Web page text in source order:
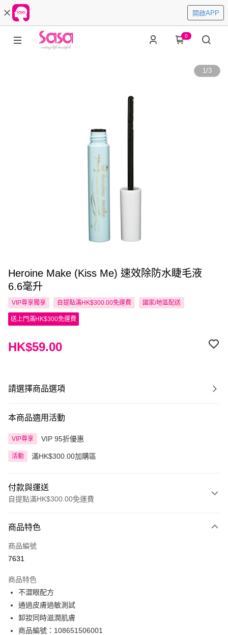
開啟APP
0
1/3
Heroine Make (Kiss Me) 速效除防水睫毛液
6.6毫升
VIP尊享獨享 自提點滿HK$300.00免運費 國家/地區配送
送上門滿HK$300免運費
HK$59.00
請選擇商品選項
本商品適用活動
VIP尊享 VIP 95折優惠
活動 滿HK$300.00加購區
付款與運送
自提點滿HK$300.00免運費
信用卡
Apple Pay
PayMe
WeChat Pay
BoC Pay
商品特色
商品編號
7631
商品特色
不澀眼配方
通過皮膚過敏測試
卸妝同時滋潤肌膚
商品編號：108651506001